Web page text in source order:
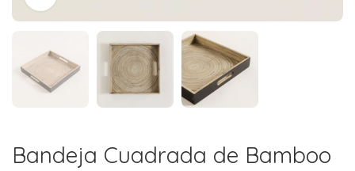
Bandeja Cuadrada de Bamboo